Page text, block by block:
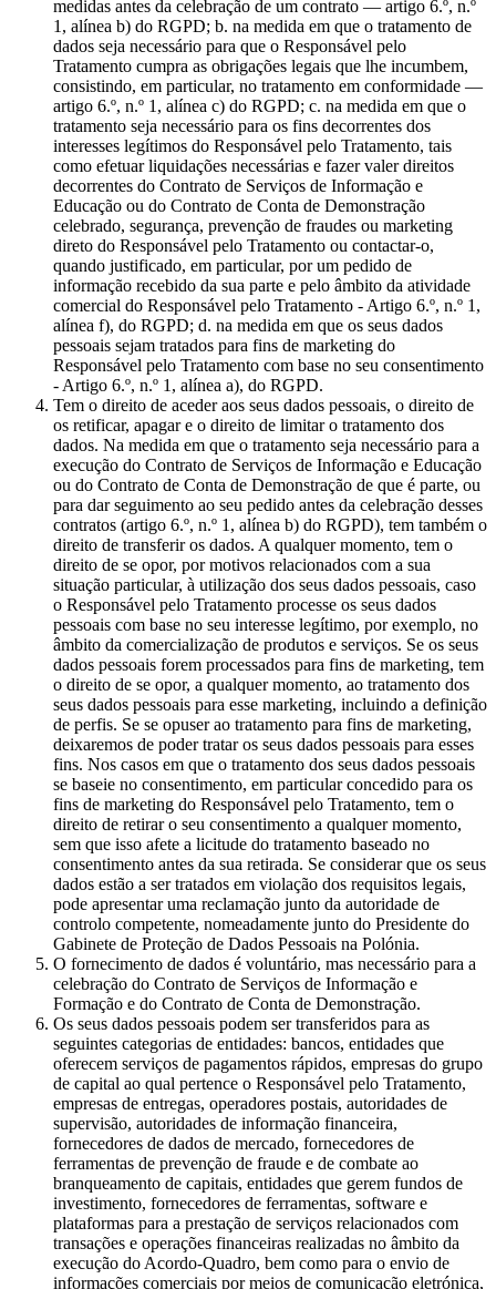
medidas antes da celebração de um contrato — artigo 6.º, n.º
1, alínea b) do RGPD; b. na medida em que o tratamento de
dados seja necessário para que o Responsável pelo
Tratamento cumpra as obrigações legais que lhe incumbem,
consistindo, em particular, no tratamento em conformidade —
artigo 6.º, n.º 1, alínea c) do RGPD; c. na medida em que o
tratamento seja necessário para os fins decorrentes dos
interesses legítimos do Responsável pelo Tratamento, tais
como efetuar liquidações necessárias e fazer valer direitos
decorrentes do Contrato de Serviços de Informação e
Educação ou do Contrato de Conta de Demonstração
celebrado, segurança, prevenção de fraudes ou marketing
direto do Responsável pelo Tratamento ou contactar-o,
quando justificado, em particular, por um pedido de
informação recebido da sua parte e pelo âmbito da atividade
comercial do Responsável pelo Tratamento - Artigo 6.º, n.º 1,
alínea f), do RGPD; d. na medida em que os seus dados
pessoais sejam tratados para fins de marketing do
Responsável pelo Tratamento com base no seu consentimento
- Artigo 6.º, n.º 1, alínea a), do RGPD.
Tem o direito de aceder aos seus dados pessoais, o direito de
os retificar, apagar e o direito de limitar o tratamento dos
dados. Na medida em que o tratamento seja necessário para a
execução do Contrato de Serviços de Informação e Educação
ou do Contrato de Conta de Demonstração de que é parte, ou
para dar seguimento ao seu pedido antes da celebração desses
contratos (artigo 6.º, n.º 1, alínea b) do RGPD), tem também o
direito de transferir os dados. A qualquer momento, tem o
direito de se opor, por motivos relacionados com a sua
situação particular, à utilização dos seus dados pessoais, caso
o Responsável pelo Tratamento processe os seus dados
pessoais com base no seu interesse legítimo, por exemplo, no
âmbito da comercialização de produtos e serviços. Se os seus
dados pessoais forem processados para fins de marketing, tem
o direito de se opor, a qualquer momento, ao tratamento dos
seus dados pessoais para esse marketing, incluindo a definição
de perfis. Se se opuser ao tratamento para fins de marketing,
deixaremos de poder tratar os seus dados pessoais para esses
fins. Nos casos em que o tratamento dos seus dados pessoais
se baseie no consentimento, em particular concedido para os
fins de marketing do Responsável pelo Tratamento, tem o
direito de retirar o seu consentimento a qualquer momento,
sem que isso afete a licitude do tratamento baseado no
consentimento antes da sua retirada. Se considerar que os seus
dados estão a ser tratados em violação dos requisitos legais,
pode apresentar uma reclamação junto da autoridade de
controlo competente, nomeadamente junto do Presidente do
Gabinete de Proteção de Dados Pessoais na Polónia.
O fornecimento de dados é voluntário, mas necessário para a
celebração do Contrato de Serviços de Informação e
Formação e do Contrato de Conta de Demonstração.
Os seus dados pessoais podem ser transferidos para as
seguintes categorias de entidades: bancos, entidades que
oferecem serviços de pagamentos rápidos, empresas do grupo
de capital ao qual pertence o Responsável pelo Tratamento,
empresas de entregas, operadores postais, autoridades de
supervisão, autoridades de informação financeira,
fornecedores de dados de mercado, fornecedores de
ferramentas de prevenção de fraude e de combate ao
branqueamento de capitais, entidades que gerem fundos de
investimento, fornecedores de ferramentas, software e
plataformas para a prestação de serviços relacionados com
transações e operações financeiras realizadas no âmbito da
execução do Acordo-Quadro, bem como para o envio de
informações comerciais por meios de comunicação eletrónica,